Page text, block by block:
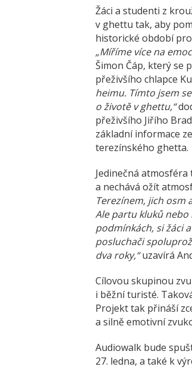
Žáci a studenti z
v ghettu tak, aby
historické období
„Míříme více na
Šimon Čáp, který se
přeživšího chlapce
heimu. Tímto jsem
o životě v ghettu,“
přeživšího Jiřího
základní informace
terezínského ghetta.
Jedinečná
a nechává ožít
Terezínem, jich osm
Ale partu kluků nebo
podmínkách, si žáci
posluchači
dva roky,“uzavírá
Cílovou skupinou
i běžní turisté.
Projekt tak přináší
a silně emotivní
Audiowalk bude
27. ledna, a také k